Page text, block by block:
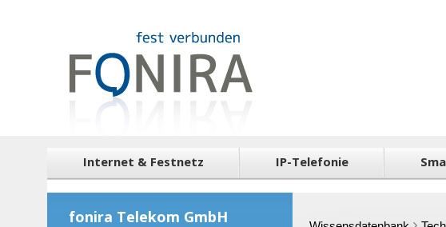
Internet & Festnetz IP-Telefonie
fonira Telekom GmbH